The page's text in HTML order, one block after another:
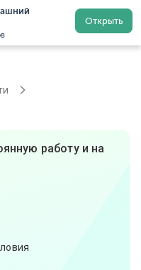
Открыть
Регистрация
работу и на